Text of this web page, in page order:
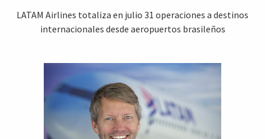
LATAM Airlines totaliza en julio 31 operaciones a destinos
internacionales desde aeropuertos brasileños